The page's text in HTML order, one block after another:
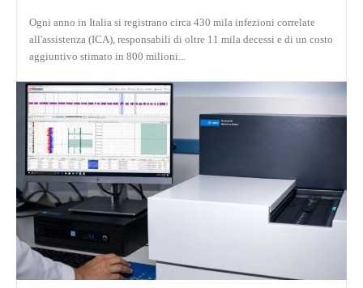
Ogni anno in Italia si registrano circa 430 mila infezioni correlate
all'assistenza (ICA), responsabili di oltre 11 mila decessi e di un costo
aggiuntivo stimato in 800 milioni...